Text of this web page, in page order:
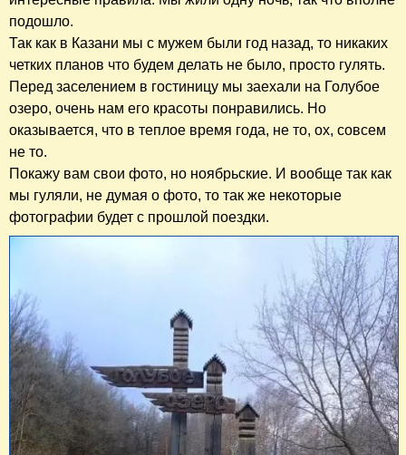
подошло.
Так как в Казани мы с мужем были год назад, то никаких
четких планов что будем делать не было, просто гулять.
Перед заселением в гостиницу мы заехали на Голубое
озеро, очень нам его красоты понравились. Но
оказывается, что в теплое время года, не то, ох, совсем
не то.
Покажу вам свои фото, но ноябрьские. И вообще так как
мы гуляли, не думая о фото, то так же некоторые
фотографии будет с прошлой поездки.